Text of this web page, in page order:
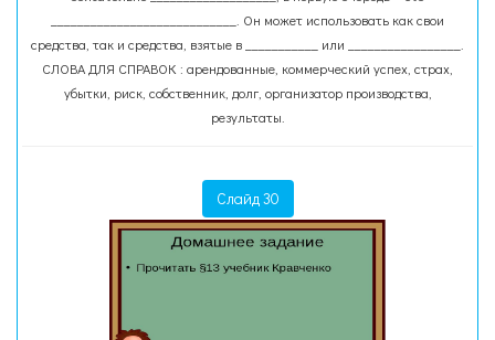
____________________________. Он может использовать как свои
средства, так и средства, взятые в ___________ или _________________.
СЛОВА ДЛЯ СПРАВОК : арендованные, коммерческий успех, страх,
убытки, риск, собственник, долг, организатор производства,
результаты.
Слайд 30